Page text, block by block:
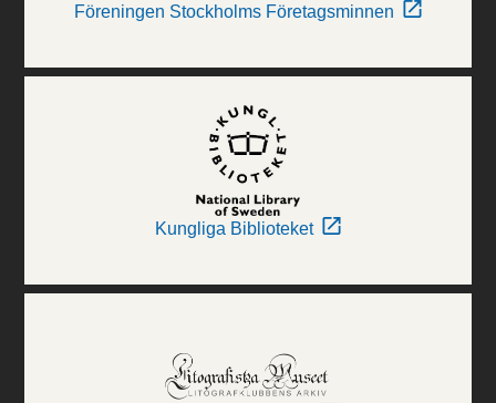
Föreningen Stockholms Företagsminnen
Kungliga Biblioteket